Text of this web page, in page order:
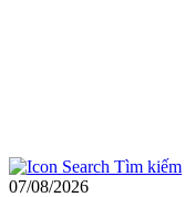
Tìm kiếm
07/08/2026